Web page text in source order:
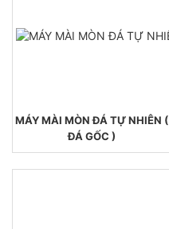
MÁY MÀI MÒN ĐÁ TỰ NHIÊN (
ĐÁ GỐC )